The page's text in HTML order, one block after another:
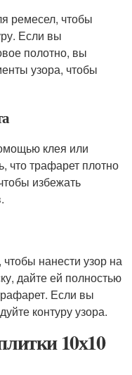
ремесел, чтобы
Если вы
полотно, вы
узора, чтобы
клея или
что трафарет плотно
избежать
нанести узор на
дайте ей полностью
Если вы
контуру узора.
10х10